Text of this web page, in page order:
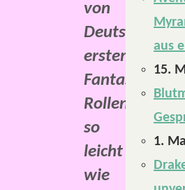
von
Deutschlands
erstem
Fantasy-
Rollenspiel
so
leicht
wie
aus
15.
1.